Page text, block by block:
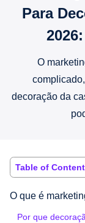
Para
O
decoração da
Table of
O que é
Por que